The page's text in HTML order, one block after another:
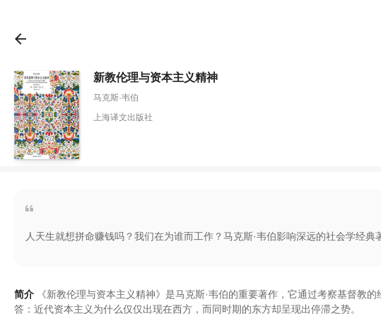
新教伦理与资本主义精神
马克斯·韦伯
上海译文出版社
人天生就想拼命赚钱吗？我们在为谁而工作？马克斯·韦伯影响深远的社会学经典
《新教伦理与资本主义精神》 是马克斯·韦伯的重要著作 ， 它通过考察基督教的
答 ： 近代资本主义为什么仅仅出现在西方 ， 而同时期的东方却呈现出停滞之势。
简介